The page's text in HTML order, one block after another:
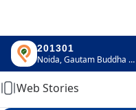
201301
Noida, Gautam Buddha Nagar, Uttar Pradesh
Home
Web Stories